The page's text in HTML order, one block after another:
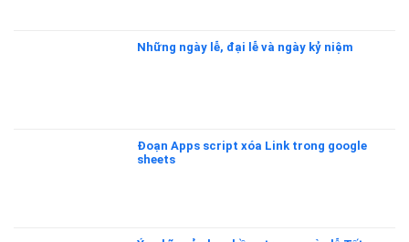
Những ngày lễ, đại lễ và ngày kỷ niệm
Đoạn Apps script xóa Link trong google
sheets